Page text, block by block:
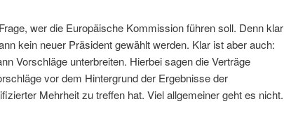
wer die Europäische Kommission führen soll. Denn klar
kein neuer Präsident gewählt werden. Klar ist aber auch:
Vorschläge unterbreiten. Hierbei sagen die Verträge
vor dem Hintergrund der Ergebnisse der
Mehrheit zu treffen hat. Viel allgemeiner geht es nicht.